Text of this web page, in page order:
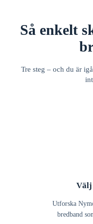
Så enkelt
Tre steg – och du är
Välj
Utforska
bredband